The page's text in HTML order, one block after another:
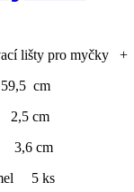
lišty pro myčky +
cm
2,5 cm
cm
5 ks